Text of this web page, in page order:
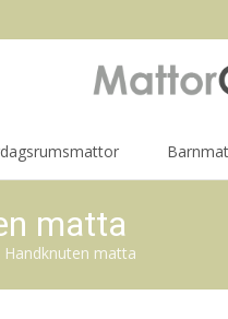
matta
matta